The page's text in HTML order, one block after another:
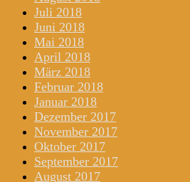
Juli 2018
Juni 2018
Mai 2018
April 2018
März 2018
Februar 2018
Januar 2018
Dezember 2017
November 2017
Oktober 2017
September 2017
August 2017